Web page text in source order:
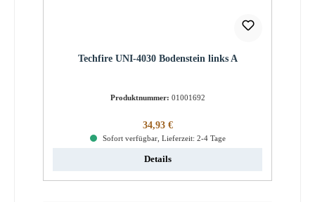
Techfire UNI-4030 Bodenstein links A
Produktnummer: 01001692
Regulärer Preis:
34,93 €
Sofort verfügbar, Lieferzeit: 2-4 Tage
Details